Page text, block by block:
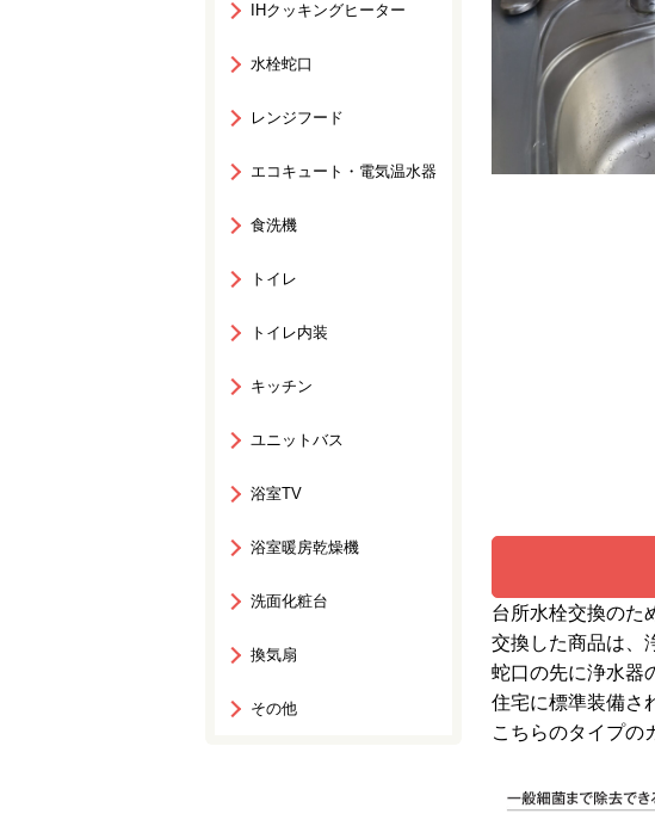
IHクッキングヒーター
水栓蛇口
レンジフード
エコキュート・電気温水器
食洗機
トイレ
トイレ内装
キッチン
ユニットバス
浴室TV
浴室暖房乾燥機
洗面化粧台
換気扇
その他
台所水栓交換のた
交換した商品は、
蛇口の先に浄水器
住宅に標準装備さ
こちらのタイプの